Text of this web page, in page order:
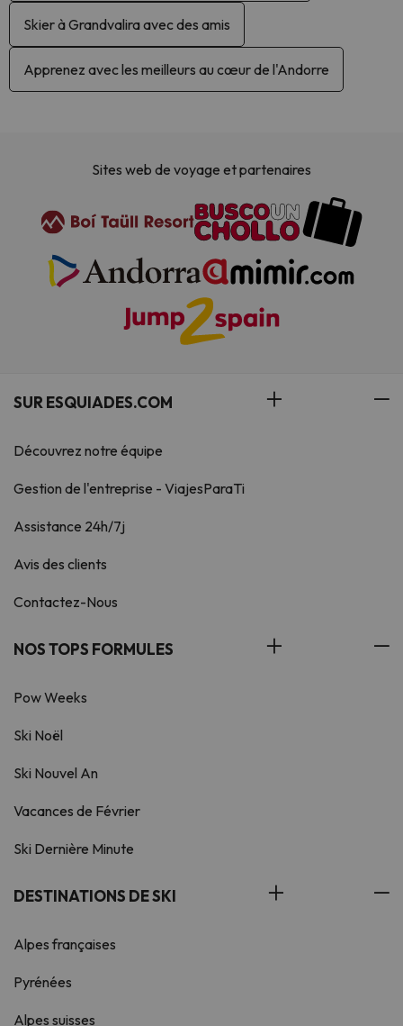
Skier à Grandvalira avec des amis
Apprenez avec les meilleurs au cœur de l'Andorre
Sites web de voyage et partenaires
SUR ESQUIADES.COM
Découvrez notre équipe
Gestion de l'entreprise - ViajesParaTi
Assistance 24h/7j
Avis des clients
Contactez-Nous
NOS TOPS FORMULES
Pow Weeks
Ski Noël
Ski Nouvel An
Vacances de Février
Ski Dernière Minute
DESTINATIONS DE SKI
Alpes françaises
Pyrénées
Alpes suisses